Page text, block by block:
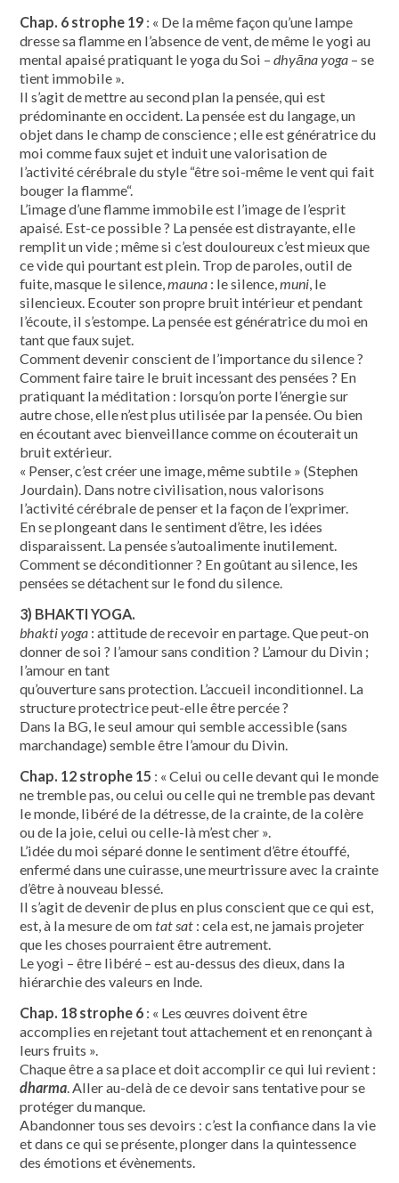
Chap. 6 strophe 19 : « De la même façon qu’une lampe
dresse sa flamme en l’absence de vent, de même le yogi au
mental apaisé pratiquant le yoga du Soi –dhyāna yoga – se
tient immobile ».
Il s’agit de mettre au second plan la pensée, qui est
prédominante en occident. La pensée est du langage, un
objet dans le champ de conscience ; elle est génératrice du
moi comme faux sujet et induit une valorisation de
l’activité cérébrale du style “être soi-même le vent qui fait
bouger la flamme“.
L’image d’une flamme immobile est l’image de l’esprit
apaisé. Est-ce possible ? La pensée est distrayante, elle
remplit un vide ; même si c’est douloureux c’est mieux que
ce vide qui pourtant est plein. Trop de paroles, outil de
fuite, masque le silence, mauna : le silence, muni , le
silencieux. Ecouter son propre bruit intérieur et pendant
l’écoute, il s’estompe. La pensée est génératrice du moi en
tant que faux sujet.
Comment devenir conscient de l’importance du silence ?
Comment faire taire le bruit incessant des pensées ? En
pratiquant la méditation : lorsqu’on porte l’énergie sur
autre chose, elle n’est plus utilisée par la pensée. Ou bien
en écoutant avec bienveillance comme on écouterait un
bruit extérieur.
« Penser, c’est créer une image, même subtile » (Stephen
Jourdain). Dans notre civilisation, nous valorisons
l’activité cérébrale de penser et la façon de l’exprimer.
En se plongeant dans le sentiment d’être, les idées
disparaissent. La pensée s’autoalimente inutilement.
Comment se déconditionner ? En goûtant au silence, les
pensées se détachent sur le fond du silence.
3) BHAKTI YOGA.
bhakti yoga : attitude de recevoir en partage. Que peut-on
donner de soi ? l’amour sans condition ? L’amour du Divin ;
l’amour en tant
qu’ouverture sans protection. L’accueil inconditionnel. La
structure protectrice peut-elle être percée ?
Dans la BG, le seul amour qui semble accessible (sans
marchandage) semble être l’amour du Divin.
Chap. 12 strophe 15 : « Celui ou celle devant qui le monde
ne tremble pas, ou celui ou celle qui ne tremble pas devant
le monde, libéré de la détresse, de la crainte, de la colère
ou de la joie, celui ou celle-là m’est cher ».
L’idée du moi séparé donne le sentiment d’être étouffé,
enfermé dans une cuirasse, une meurtrissure avec la crainte
d’être à nouveau blessé.
Il s’agit de devenir de plus en plus conscient que ce qui est,
est, à la mesure de omtat sat : cela est, ne jamais projeter
que les choses pourraient être autrement.
Le yogi – être libéré – est au-dessus des dieux, dans la
hiérarchie des valeurs en Inde.
Chap. 18 strophe 6 : « Les œuvres doivent être
accomplies en rejetant tout attachement et en renonçant à
leurs fruits ».
Chaque être a sa place et doit accomplir ce qui lui revient :
dharma . Aller au-delà de ce devoir sans tentative pour se
protéger du manque.
Abandonner tous ses devoirs : c’est la confiance dans la vie
et dans ce qui se présente, plonger dans la quintessence
des émotions et évènements.